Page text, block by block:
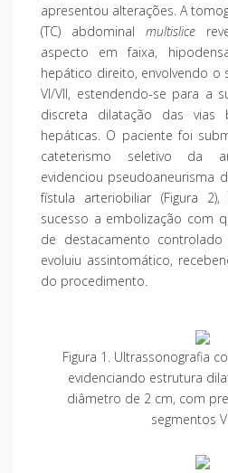
apresentou alterações. A
(TC) abdominal multislice
aspecto em faixa,
hepático direito, envolvendo o
VI/VII, estendendo-se para a
discreta dilatação das vias
hepáticas. O paciente foi
cateterismo seletivo da
evidenciou pseudoaneurisma
fístula arteriobiliar (Figura
sucesso a embolização com
de destacamento controlado
evoluiu assintomático,
do procedimento.
Figura 1. Ultrassonografia
evidenciando estrutura
diâmetro de 2 cm, com
segmentos